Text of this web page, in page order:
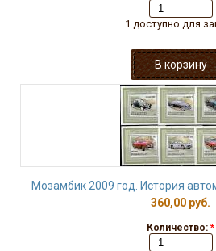
1 доступно для
Мозамбик 2009 год. История
360,00 руб.
Количество: *